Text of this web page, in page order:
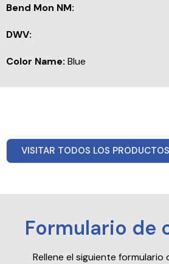
Bend Mon NM:
DWV:
Color Name: Blue
VISITAR TODOS LOS PRODUCTOS
Formulario de
Rellene el siguiente